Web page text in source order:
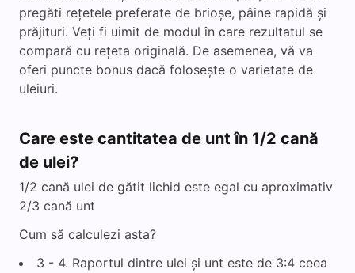
pregăti rețetele preferate de brioșe, pâine rapidă și
prăjituri. Veți fi uimit de modul în care rezultatul se
compară cu rețeta originală. De asemenea, vă va
oferi puncte bonus dacă folosește o varietate de
uleiuri.
Care este cantitatea de unt în 1/2 cană
de ulei?
1/2 cană ulei de gătit lichid este egal cu aproximativ
2/3 cană unt
Cum să calculezi asta?
3 - 4. Raportul dintre ulei și unt este de 3:4 ceea